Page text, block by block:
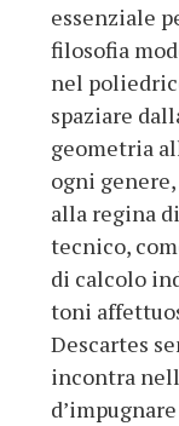
essenziale
filosofia
nel
spaziare
geometria
ogni
alla regina
tecnico,
di calcolo
toni
Descartes
incontra